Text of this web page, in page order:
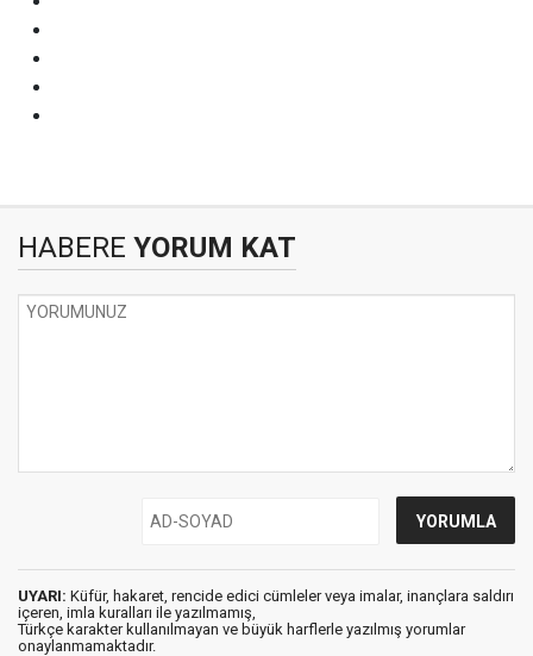
HABERE YORUM KAT
UYARI: Küfür, hakaret, rencide edici cümleler veya imalar, inançlara saldırı
içeren, imla kuralları ile yazılmamış,
Türkçe karakter kullanılmayan ve büyük harflerle yazılmış yorumlar
onaylanmamaktadır.